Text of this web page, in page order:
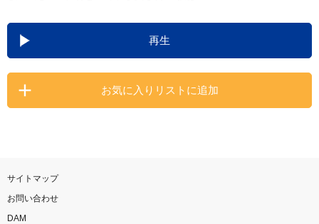
DAMの新曲・ランキングなど
カラオケ最新情報をチェック！
再生
お気に入りリストに追加
サイトマップ
お問い合わせ
DAM